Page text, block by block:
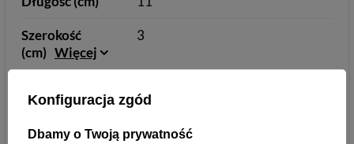
Szerokość
(cm) Więcej
3
Przegrody na
14
Konfiguracja zgód
Dbamy o Twoją prywatność